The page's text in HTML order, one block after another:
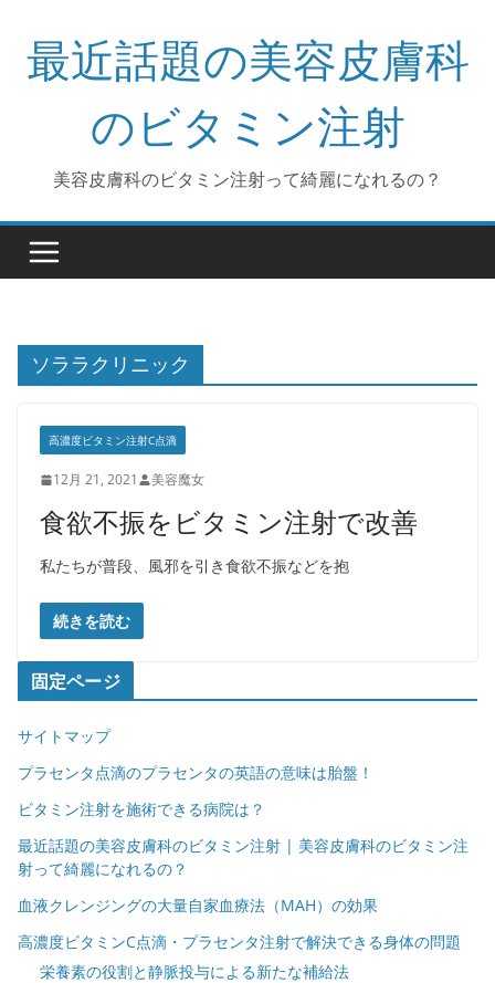
キ
最近話題の美容皮膚科
のビタミン注射
美容皮膚科のビタミン注射って綺麗になれるの？
ソララクリニック
高濃度ビタミン注射C点滴
12月 21, 2021 美容魔女
食欲不振をビタミン注射で改善
私たちが普段、風邪を引き食欲不振などを抱
続きを読む
固定ページ
サイトマップ
プラセンタ点滴のプラセンタの英語の意味は胎盤！
ビタミン注射を施術できる病院は？
最近話題の美容皮膚科のビタミン注射 | 美容皮膚科のビタミン注
射って綺麗になれるの？
血液クレンジングの大量自家血療法（MAH）の効果
高濃度ビタミンC点滴・プラセンタ注射で解決できる身体の問題
栄養素の役割と静脈投与による新たな補給法